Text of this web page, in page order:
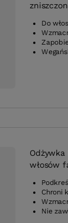
Do
włosów
Chroni
Nie